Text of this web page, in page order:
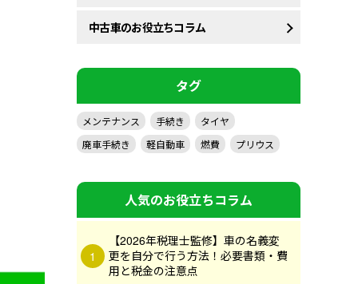
中古車のお役立ちコラム
タグ
メンテナンス 手続き
タイヤ
廃車手続き
軽自動車 燃費 プリウス
人気のお役立ちコラム
【2026年税理士監修】車の名義変
更を自分で行う方法！必要書類・費
用と税金の注意点